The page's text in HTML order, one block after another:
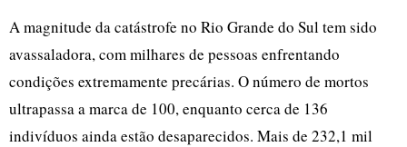
A magnitude da catástrofe no Rio Grande do Sul tem sido
avassaladora, com milhares de pessoas enfrentando
condições extremamente precárias. O número de mortos
ultrapassa a marca de 100, enquanto cerca de 136
indivíduos ainda estão desaparecidos. Mais de 232,1 mil